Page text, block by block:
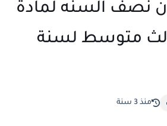
نصف السنه لمادة
متوسط لسنة
منذ 3 سنة